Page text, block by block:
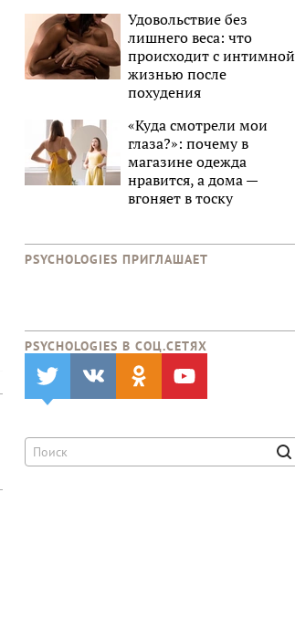
Удовольствие без
лишнего веса: что
происходит с интимной
жизнью после
похудения
«Куда смотрели мои
глаза?»: почему в
магазине одежда
нравится, а дома —
вгоняет в тоску
PSYCHOLOGIES ПРИГЛАШАЕТ
PSYCHOLOGIES В CОЦ.СЕТЯХ